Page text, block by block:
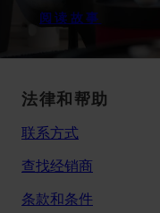
阅读故事
法律和帮助
联系方式
查找经销商
条款和条件